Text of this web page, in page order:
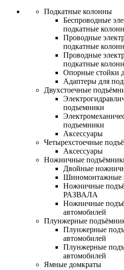
Подкатные колонны
Беспроводные
подкатные
Проводные
подкатные
Проводные
подкатные
Опорные стойки
Адаптеры для
Двухстоечные
подъемники
подъемники
Аксессуары
Четырехстоечные
Аксессуары
Ножничные
Двойные
Шиномонтажные
Ножничные
РАЗВАЛА
Ножничные
автомобилей
Плунжерные
Плунжерные
автомобилей
Плунжерные
автомобилей
Ямные домкраты